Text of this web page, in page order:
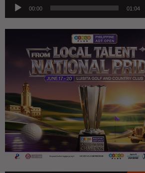
00:00 01:04